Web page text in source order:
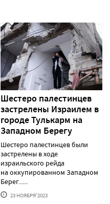
Шестеро палестинцев
застрелены Израилем в
городе Тулькарм на
Западном Берегу
Шестеро палестинцев были
застрелены в ходе
израильского рейда
на оккупированном Западном
Берег......
23 НОЯБРЯ'2023